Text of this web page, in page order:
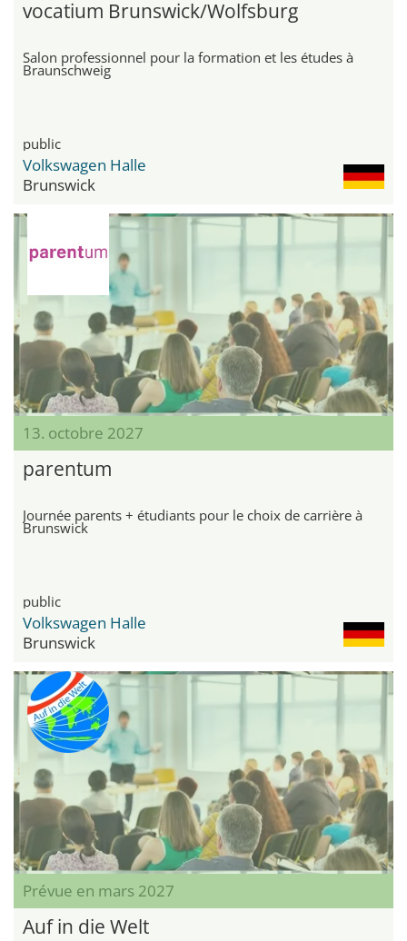
vocatium Brunswick/Wolfsburg
Salon professionnel pour la formation et les études à
Braunschweig
public
Volkswagen Halle
Brunswick
13. octobre 2027
parentum
Journée parents + étudiants pour le choix de carrière à
Brunswick
public
Volkswagen Halle
Brunswick
Prévue en mars 2027
Auf in die Welt